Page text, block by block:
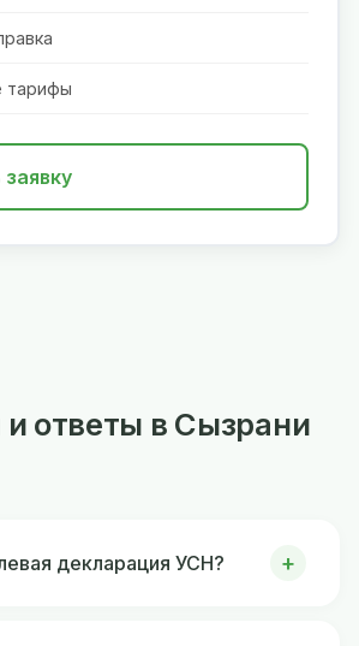
тарифы
ответы в Сызрани
декларация УСН?